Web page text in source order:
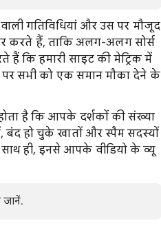
गतिविधियां और उस पर मौजूद
करते हैं, ताकि अलग-अलग सोर्स
कि हमारी साइट की मेट्रिक में
पर सभी को एक समान मौका देने के
है कि आपके दर्शकों की संख्या
हो चुके खातों और स्पैम सदस्यों
ही, इनसे आपके वीडियो के व्यू
जानें.